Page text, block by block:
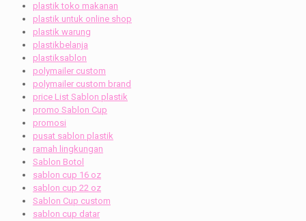
plastik toko makanan
plastik untuk online shop
plastik warung
plastikbelanja
plastiksablon
polymailer custom
polymailer custom brand
price List Sablon plastik
promo Sablon Cup
promosi
pusat sablon plastik
ramah lingkungan
Sablon Botol
sablon cup 16 oz
sablon cup 22 oz
Sablon Cup custom
sablon cup datar